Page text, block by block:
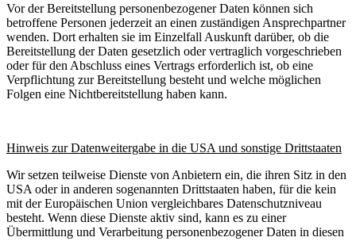
Vor der Bereitstellung personenbezogener Daten können sich
betroffene Personen jederzeit an einen zuständigen Ansprechpartner
wenden. Dort erhalten sie im Einzelfall Auskunft darüber, ob die
Bereitstellung der Daten gesetzlich oder vertraglich vorgeschrieben
oder für den Abschluss eines Vertrags erforderlich ist, ob eine
Verpflichtung zur Bereitstellung besteht und welche möglichen
Folgen eine Nichtbereitstellung haben kann.
Hinweis zur Datenweitergabe in die USA und sonstige Drittstaaten
Wir setzen teilweise Dienste von Anbietern ein, die ihren Sitz in den
USA oder in anderen sogenannten Drittstaaten haben, für die kein
mit der Europäischen Union vergleichbares Datenschutzniveau
besteht. Wenn diese Dienste aktiv sind, kann es zu einer
Übermittlung und Verarbeitung personenbezogener Daten in diesen